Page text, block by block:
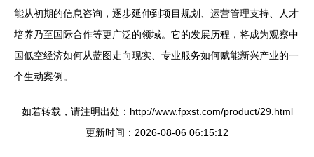
能从初期的信息咨询，逐步延伸到项目规划、运营管理支持、人才
培养乃至国际合作等更广泛的领域。它的发展历程，将成为观察中
国低空经济如何从蓝图走向现实、专业服务如何赋能新兴产业的一
个生动案例。
如若转载，请注明出处：http://www.fpxst.com/product/29.html
更新时间：2026-08-06 06:15:12